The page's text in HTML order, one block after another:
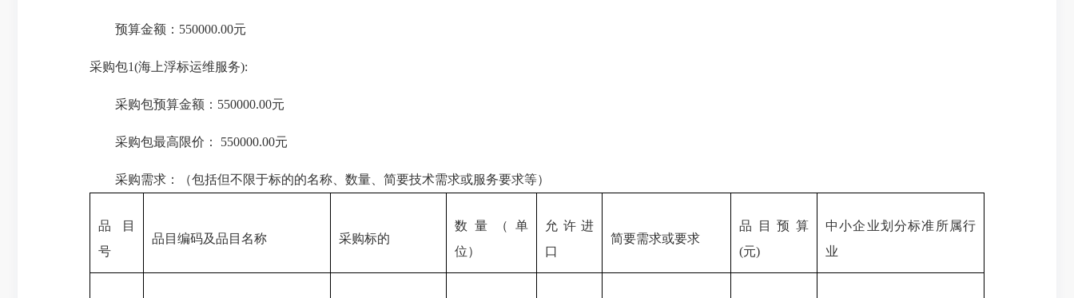
预算金额：550000.00元
采购包1(海上浮标运维服务):
采购包预算金额：550000.00元
采购包最高限价： 550000.00元
采购需求：（包括但不限于标的的名称、数量、简要技术需求或服务要求等）
品目
号
品目编码及品目名称 采购标的
数量（单
位）
允许进
口
简要需求或要求
品目预算
(元)
中小企业划分标准所属行
业